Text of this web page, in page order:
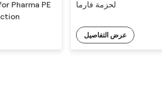
Pharma PE
لحزمة فارما
عرض التفاصيل